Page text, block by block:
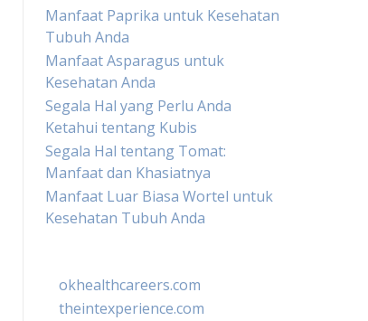
Manfaat Paprika untuk Kesehatan
Tubuh Anda
Manfaat Asparagus untuk
Kesehatan Anda
Segala Hal yang Perlu Anda
Ketahui tentang Kubis
Segala Hal tentang Tomat:
Manfaat dan Khasiatnya
Manfaat Luar Biasa Wortel untuk
Kesehatan Tubuh Anda
okhealthcareers.com
theintexperience.com